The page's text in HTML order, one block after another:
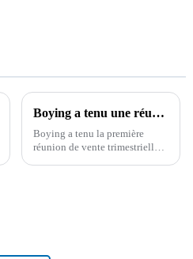
Boying a tenu une réunion de synthèse des ventes pour le premier trimestre 2024
Boying a tenu la première
réunion de vente trimestrielle